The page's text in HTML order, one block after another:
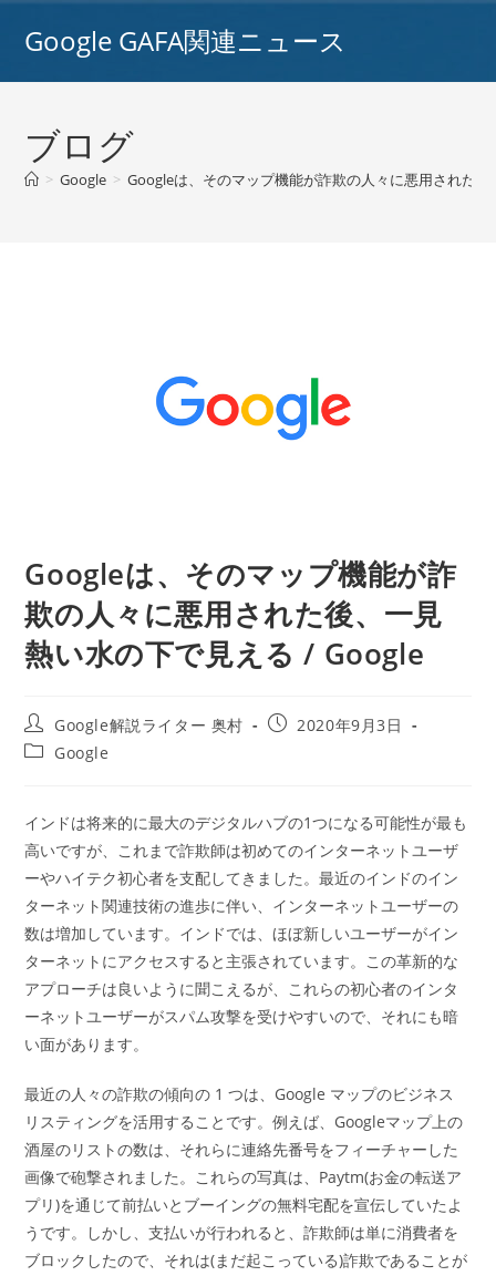
Google GAFA関連ニュース
ブログ
> Google > Googleは、そのマップ機能が詐欺の人々に悪用された
Googleは、そのマップ機能が詐
欺の人々に悪用された後、一見
熱い水の下で見える / Google
投
稿
者:
Google解説ライター 奥村
投
2020年9月3日
投
テ
ゴ
リ
ー:
Google
インドは将来的に最大のデジタルハブの1つになる可能性が最も
高いですが、これまで詐欺師は初めてのインターネットユーザ
ーやハイテク初心者を支配してきました。最近のインドのイン
ターネット関連技術の進歩に伴い、インターネットユーザーの
数は増加しています。インドでは、ほぼ新しいユーザーがイン
ターネットにアクセスすると主張されています。この革新的な
アプローチは良いように聞こえるが、これらの初心者のインタ
ーネットユーザーがスパム攻撃を受けやすいので、それにも暗
い面があります。
最近の人々の詐欺の傾向の 1 つは、Google マップのビジネス
リスティングを活用することです。例えば、Googleマップ上の
酒屋のリストの数は、それらに連絡先番号をフィーチャーした
画像で砲撃されました。これらの写真は、Paytm(お金の転送ア
プリ)を通じて前払いとブーイングの無料宅配を宣伝していたよ
うです。しかし、支払いが行われると、詐欺師は単に消費者を
ブロックしたので、それは(まだ起こっている)詐欺であることが